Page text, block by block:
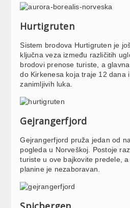
Hurtigruten
Sistem brodova Hurtigruten je
ključna veza između različitih
brodovi prenose turiste, a
do Kirkenesa koja traje 12 dana
zanimljivih luka.
Gejrangerfjord
Gejrangerfjord pruža jedan od
pogleda u Norveškoj. Postoje
turiste u ove bajkovite predele,
planine je nezaboravan.